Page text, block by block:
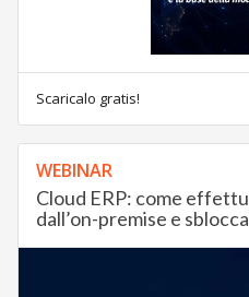
Scaricalo gratis!
WEBINAR
Cloud ERP: come
dall’on-premise e